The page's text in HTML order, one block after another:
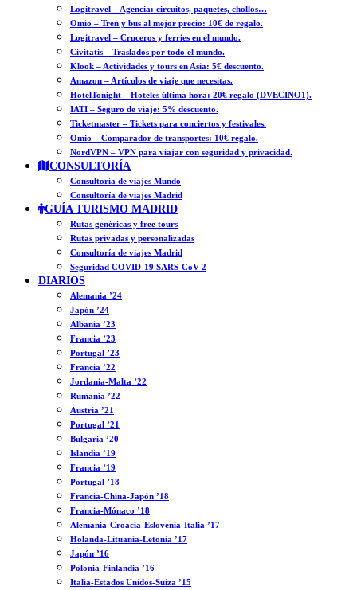
Logitravel – Agencia: circuitos, paquetes, chollos…
Omio – Tren y bus al mejor precio: 10€ de regalo.
Logitravel – Cruceros y ferries en el mundo.
Civitatis – Traslados por todo el mundo.
Klook – Actividades y tours en Asia: 5€ descuento.
Amazon – Artículos de viaje que necesitas.
HotelTonight – Hoteles última hora: 20€ regalo (DVECINO1).
IATI – Seguro de viaje: 5% descuento.
Ticketmaster – Tickets para conciertos y festivales.
Omio – Comparador de transportes: 10€ regalo.
NordVPN – VPN para viajar con seguridad y privacidad.
CONSULTORÍA
Consultoría de viajes Mundo
Consultoría de viajes Madrid
GUÍA TURISMO MADRID
Rutas genéricas y free tours
Rutas privadas y personalizadas
Consultoría de viajes Madrid
Seguridad COVID-19 SARS-CoV-2
DIARIOS
Alemania ’24
Japón ’24
Albania ’23
Francia ’23
Portugal ’23
Francia ’22
Jordania-Malta ’22
Rumanía ’22
Austria ’21
Portugal ’21
Bulgaria ’20
Islandia ’19
Francia ’19
Portugal ’18
Francia-China-Japón ’18
Francia-Mónaco ’18
Alemania-Croacia-Eslovenia-Italia ’17
Holanda-Lituania-Letonia ’17
Japón ’16
Polonia-Finlandia ’16
Italia-Estados Unidos-Suiza ’15